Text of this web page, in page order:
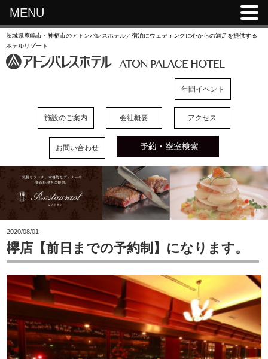
茨城県鹿嶋市・神栖市のアトンパレスホテル／宿泊にウェディングに心からの満足を提供する
ホテルリゾート
年間イベント
施設のご案内 会社概要 アクセス
お問い合わせ
2020/08/01
欅店【前日までの予約制】になります。
MENU